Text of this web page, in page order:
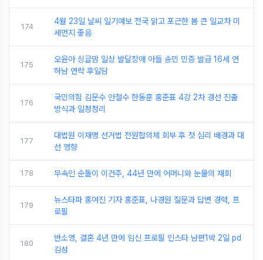
174
4월 23일 날씨 일기예보 전국 맑고 포근한 봄 큰 일교차 미
세먼지 좋음
175
오윤아 싱글맘 일상 발달장애 아들 송민 민증 발급 16세 연
하남 연락 후일담
176
국민의힘 김문수 안철수 한동훈 홍준표 4강 2차 경선 진출
방식과 일정정리
177
대법원 이재명 선거법 전원합의체 회부 후 첫 심리 배경과 대
선 영향
178 무속인 순돌이 이건주, 44년 만에 어머니와 눈물의 재회
179
뉴스타파 홍여진 기자 홍준표, 나경원 질문과 답변 경력, 프
로필
180
반소영, 결혼 4년 만에 임신 프로필 인스타 남편1박 2일 pd
김성